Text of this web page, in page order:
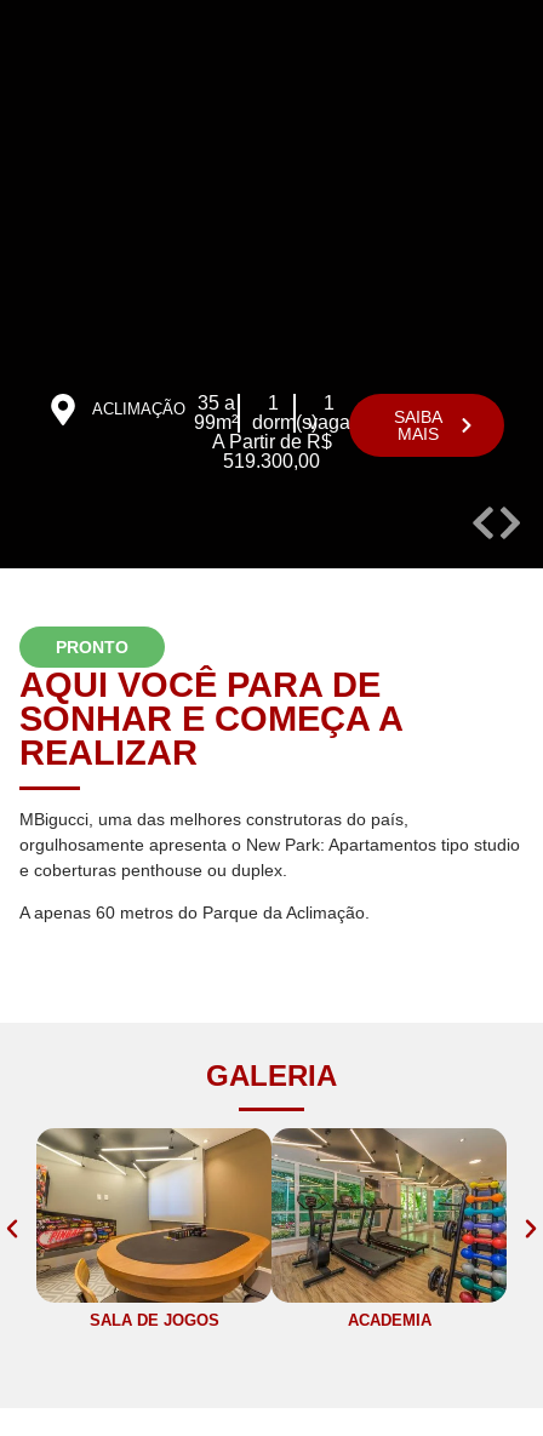
ACLIMAÇÃO
35 a
99m²
1
dorm(s)
1
vaga(s)
A Partir de R$
519.300,00
SAIBA
MAIS
PRONTO
AQUI VOCÊ PARA DE
SONHAR E COMEÇA A
REALIZAR
MBigucci, uma das melhores construtoras do país,
orgulhosamente apresenta o New Park: Apartamentos tipo studio
e coberturas penthouse ou duplex.
A apenas 60 metros do Parque da Aclimação.
GALERIA
SALA DE JOGOS ACADEMIA